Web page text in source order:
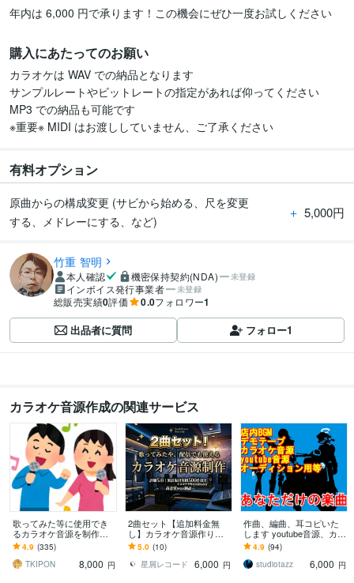
年内は 6,000 円で承ります！この機会にぜひ一度お試しください
購入にあたってのお願い
カラオケは WAV での納品となります
サンプルレートやビットレートの指定があれば仰ってください
MP3 での納品も可能です
※重要※ MIDI はお渡ししていません、ご了承ください
有料オプション
原曲からの構成変更 (サビから始める、尺を変更
する、メドレーにする、など)
＋ 5,000円
竹重 智明
本人確認 機密保持契約(NDA) 未登録
インボイス発行事業者 未登録
総販売実績0評価 0.0フォロワー1
出品者に質問 フォロー1
カラオケ音源作成の関連サービス
歌ってみた等に使用でき
るカラオケ音源を制作し
ます 耳コピ数400曲超、
提供実績380件以上！作編
曲も対応可能！
4.9 (335)
TKIPON
8,000 円
2曲セット【追加料金無
し】カラオケ音源作りま
す 初めての方はサンプル
無料で制作します！お気
軽にメッセージまで
5.0 (10)
星屑レコード
6,000 円
作曲、編曲、耳コピいた
します youtube音源、カラ
オケ制作、オリジナル曲
アレンジ
4.9 (94)
studiotazz
6,000 円